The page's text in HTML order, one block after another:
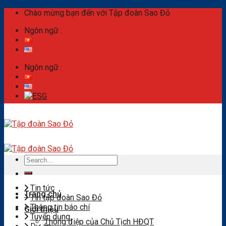
Skip
content
Chào mừng bạn đến với Tập đoàn Sao Đỏ
Ngôn ngữ :
Ngôn ngữ :
Trang chủ
Giới thiệu
Thông điệp của Chủ Tịch HĐQT
Search
for:
Tin tức
Tin tập đoàn Sao Đỏ
Thông tin báo chí
Tuyển dụng